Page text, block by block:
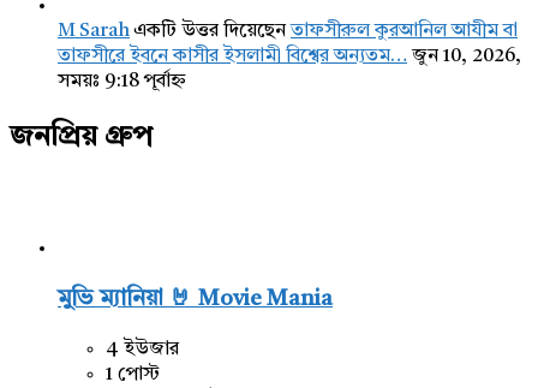
M Sarahএকটি উত্তর দিয়েছেনতাফসীরুল কুরআনিল আযীম বা
তাফসীরে ইবনে কাসীর ইসলামী বিশ্বের অন্যতম… জুন 10, 2026,
সময়ঃ 9:18 পূর্বাহ্ন
জনপ্রিয় গ্রুপ
মুভি ম্যানিয়া 🤘 Movie Mania
4 ইউজার
1 পোস্ট